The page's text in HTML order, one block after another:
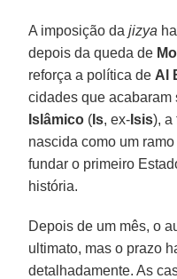
A imposição dajizya
depois da queda de
reforça a política de Al
cidades que acabaram
Islâmico ( Is, ex- Isis), a
nascida como um
fundar o primeiro
história.
Depois de um mês, o
ultimato, mas o prazo
detalhadamente. As